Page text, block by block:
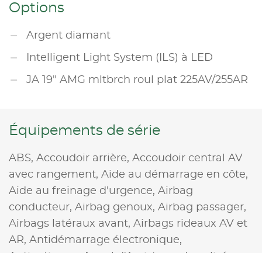
Options
Argent diamant
Intelligent Light System (ILS) à LED
JA 19" AMG mltbrch roul plat 225AV/255AR
Équipements de série
ABS, Accoudoir arrière, Accoudoir central AV
avec rangement, Aide au démarrage en côte,
Aide au freinage d'urgence, Airbag
conducteur, Airbag genoux, Airbag passager,
Airbags latéraux avant, Airbags rideaux AV et
AR, Antidémarrage électronique,